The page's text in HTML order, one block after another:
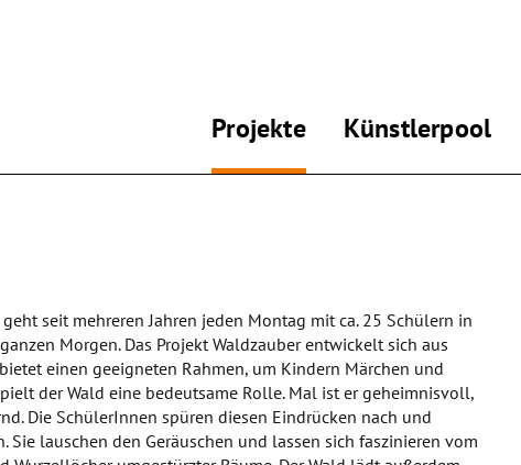
Projekte Künstlerpool
seit mehreren Jahren jeden Montag mit ca. 25 Schülern in
Morgen. Das Projekt Waldzauber entwickelt sich aus
einen geeigneten Rahmen, um Kindern Märchen und
der Wald eine bedeutsame Rolle. Mal ist er geheimnisvoll,
Die SchülerInnen spüren diesen Eindrücken nach und
Sie lauschen den Geräuschen und lassen sich faszinieren vom